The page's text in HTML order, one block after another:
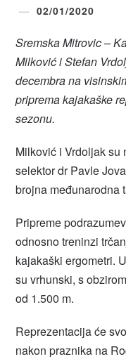
02/01/2020
Sremska Mitrovic –
Milković i Stefan
decembra na
priprema kajakaške
sezonu.
Milković i Vrdoljak su
selektor dr Pavle
brojna međunarodna
Pripreme
odnosno treninzi
kajakaški ergometri.
su vrhunski, s
od 1.500 m.
Reprezentacija će
nakon praznika na